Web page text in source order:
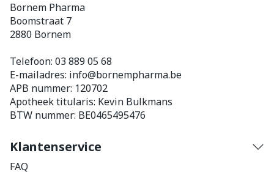
Bornem Pharma
Boomstraat 7
2880 Bornem
Telefoon: 03 889 05 68
E-mailadres: info@bornempharma.be
APB nummer: 120702
Apotheek titularis: Kevin Bulkmans
BTW nummer: BE0465495476
Klantenservice
FAQ